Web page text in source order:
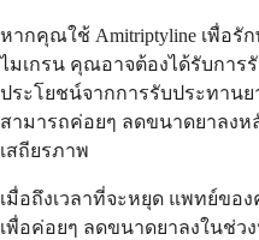
หากคุณใช้ Amitriptyline เพื่อรั
ไมเกรน คุณอาจต้องได้รับการ
ประโยชน์จากการรับประทาน
สามารถค่อยๆ ลดขนาดยาลงห
เสถียรภาพ
เมื่อถึงเวลาที่จะหยุด แพทย์ขอ
เพื่อค่อยๆ ลดขนาดยาลงในช่ว